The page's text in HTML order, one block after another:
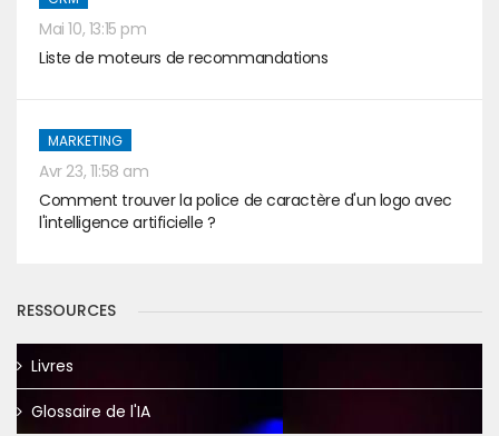
Mai 10, 13:15 pm
Liste de moteurs de recommandations
MARKETING
Avr 23, 11:58 am
Comment trouver la police de caractère d'un logo avec
l'intelligence artificielle ?
RESSOURCES
Livres
Glossaire de l'IA